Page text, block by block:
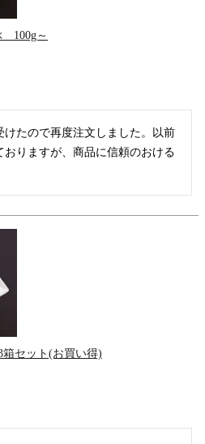
100g～
たので再度注文しました。以前
りますが、商品に信頼のおける
セット(お買い得)